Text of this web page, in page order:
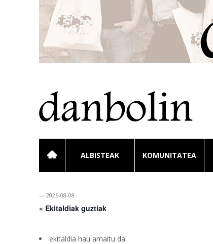
ALBISTEAK KOMUNITATEA
— 2026-08-08
« Ekitaldiak guztiak
ekitaldia hau amaitu da.